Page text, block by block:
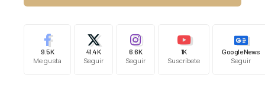
9.5K
Me gusta
41.4K
Seguir
6.6K
Seguir
1K
Suscríbete
Google News
Seguir